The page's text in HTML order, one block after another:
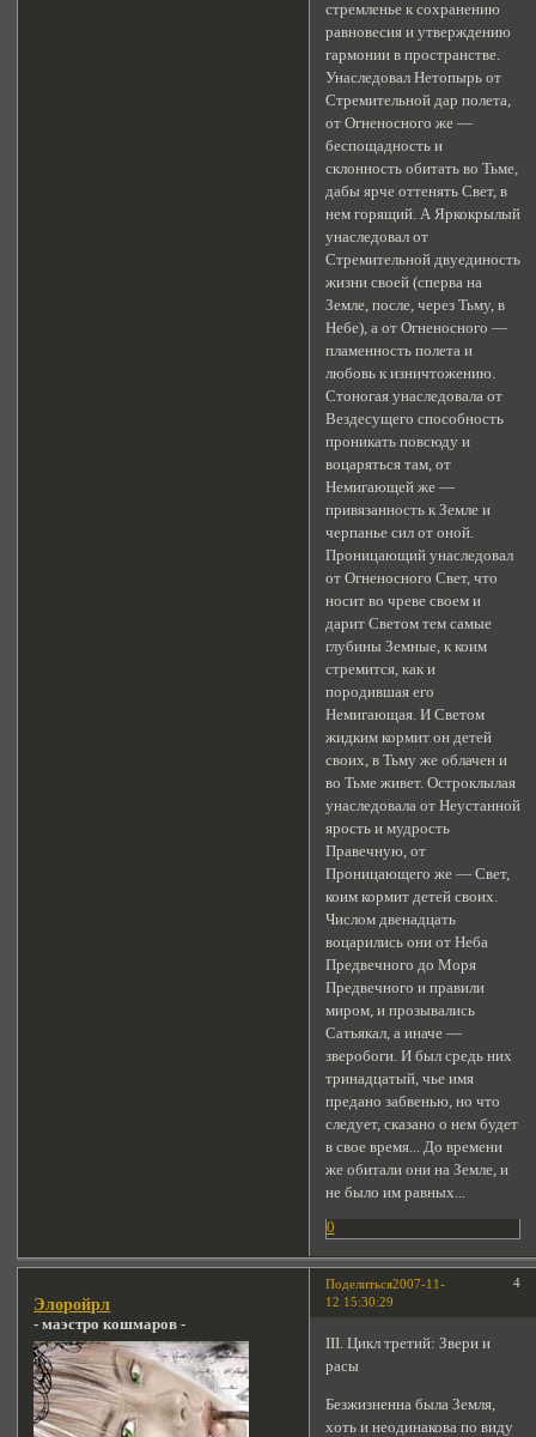
стремленье к сохранению
равновесия и утверждению
гармонии в пространстве.
Унаследовал Нетопырь от
Стремительной дар полета,
от Огненосного же —
беспощадность и
склонность обитать во Тьме,
дабы ярче оттенять Свет, в
нем горящий. А Яркокрылый
унаследовал от
Стремительной двуединость
жизни своей (сперва на
Земле, после, через Тьму, в
Небе), а от Огненосного —
пламенность полета и
любовь к изничтожению.
Стоногая унаследовала от
Вездесущего способность
проникать повсюду и
воцаряться там, от
Немигающей же —
привязанность к Земле и
черпанье сил от оной.
Проницающий унаследовал
от Огненосного Свет, что
носит во чреве своем и
дарит Светом тем самые
глубины Земные, к коим
стремится, как и
породившая его
Немигающая. И Светом
жидким кормит он детей
своих, в Тьму же облачен и
во Тьме живет. Остроклылая
унаследовала от Неустанной
ярость и мудрость
Правечную, от
Проницающего же — Свет,
коим кормит детей своих.
Числом двенадцать
воцарились они от Неба
Предвечного до Моря
Предвечного и правили
миром, и прозывались
Сатьякал, а иначе —
зверобоги. И был средь них
тринадцатый, чье имя
предано забвенью, но что
следует, сказано о нем будет
в свое время... До времени
же обитали они на Земле, и
не было им равных...
0
Поделиться 4
2007-11-
12 15:30:29
Элоройрл
- маэстро кошмаров -
ІІІ. Цикл третий: Звери и
расы
Безжизненна была Земля,
хоть и неодинакова по виду